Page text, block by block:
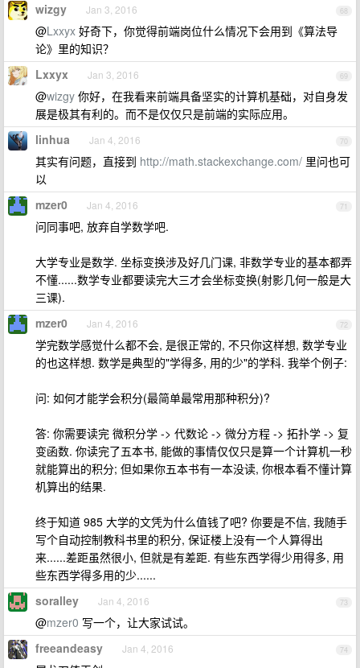
68
wizgy Jan 3, 2016
@Lxxyx 好奇下，你觉得前端岗位什么情况下会用到《算法导
论》里的知识？
69
Lxxyx Jan 3, 2016
@wizgy 你好，在我看来前端具备坚实的计算机基础，对自身发
展是极其有利的。而不是仅仅只是前端的实际应用。
70
linhua Jan 4, 2016
其实有问题，直接到 http://math.stackexchange.com/ 里问也可
以
71
mzer0 Jan 4, 2016
问同事吧, 放弃自学数学吧.
大学专业是数学. 坐标变换涉及好几门课, 非数学专业的基本都弄
不懂......数学专业都要读完大三才会坐标变换(射影几何一般是大
三课).
72
mzer0 Jan 4, 2016
学完数学感觉什么都不会, 是很正常的, 不只你这样想, 数学专业
的也这样想. 数学是典型的"学得多, 用的少"的学科. 我举个例子:
问: 如何才能学会积分(最简单最常用那种积分)?
答: 你需要读完 微积分学 -> 代数论 -> 微分方程 -> 拓扑学 -> 复
变函数. 你读完了五本书, 能做的事情仅仅只是算一个计算机一秒
就能算出的积分; 但如果你五本书有一本没读, 你根本看不懂计算
机算出的结果.
终于知道 985 大学的文凭为什么值钱了吧? 你要是不信, 我随手
写个自动控制教科书里的积分, 保证楼上没有一个人算得出
来......差距虽然很小, 但就是有差距. 有些东西学得少用得多, 用
些东西学得多用的少......
73
soralley Jan 4, 2016
@mzer0 写一个，让大家试试。
74
freeandeasy Jan 4, 2016